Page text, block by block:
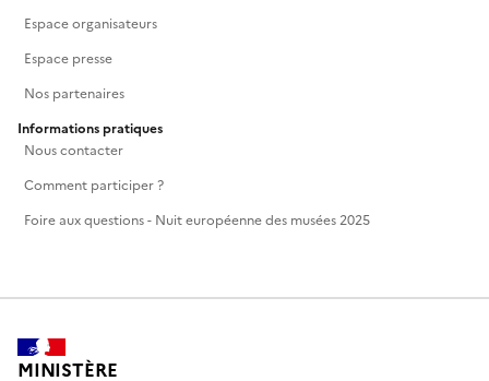
Espace organisateurs
Espace presse
Nos partenaires
Informations pratiques
Nous contacter
Comment participer ?
Foire aux questions - Nuit européenne des musées 2025
MINISTÈRE